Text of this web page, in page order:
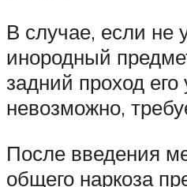
В случае, если не
инородный
задний проход его
невозможно,
После введения
общего наркоза